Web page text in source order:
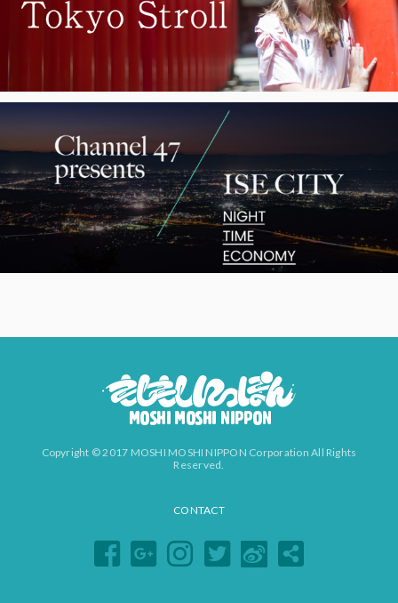
Copyright © 2017 MOSHI MOSHI NIPPON Corporation All Rights
Reserved.
CONTACT